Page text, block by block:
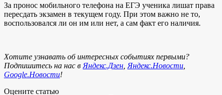
За пронос мобильного телефона на ЕГЭ ученика лишат права
пересдать экзамен в текущем году. При этом важно не то,
воспользовался ли он им или нет, а сам факт его наличия.
Хотите узнавать об интересных событиях первыми?
Подпишитесь на нас в Яндекс.Дзен Яндекс.Новости
Google.Новости!
Оцените статью